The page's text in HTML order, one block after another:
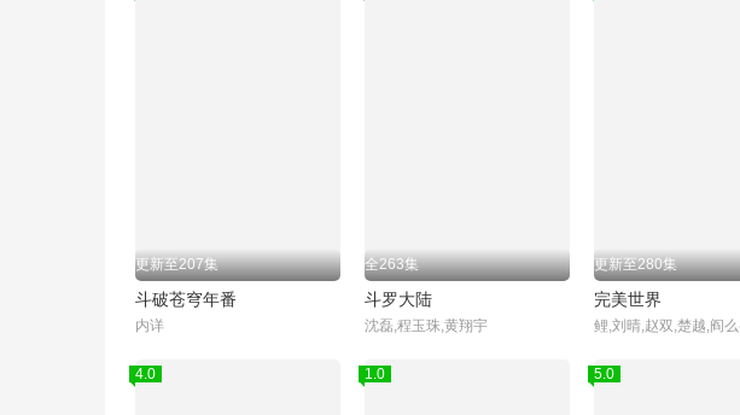
更新至207集
斗破苍穹年番
内详
全263集
斗罗大陆
沈磊,程玉珠,黄翔宇
更新至280集
完美世界
4.0 1.0 5.0